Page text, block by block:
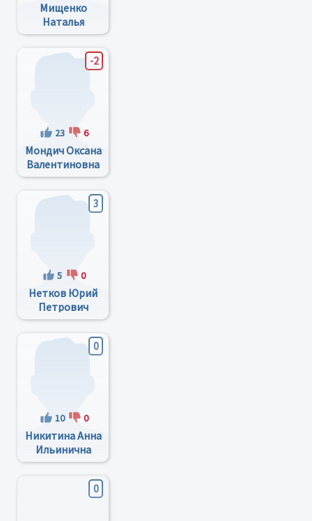
Мищенко
Наталья
Николаевна
-2
23 6
Мондич Оксана
Валентиновна
3
5 0
Нетков Юрий
Петрович
0
10 0
Никитина Анна
Ильинична
0